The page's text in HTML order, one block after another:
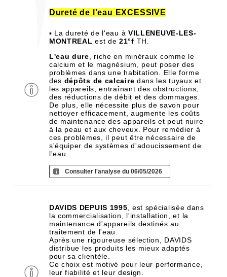
Dureté de l'eau EXCESSIVE
▪ La dureté de l'eau à VILLENEUVE-LES-
MONTREAL est de21°f TH.
L'eau dure , riche en minéraux comme le
calcium et le magnésium, peut poser des
problèmes dans une habitation. Elle forme
des dépôts de calcaire dans les tuyaux et
les appareils, entraînant des obstructions,
des réductions de débit et des dommages.
De plus, elle nécessite plus de savon pour
nettoyer efficacement, augmente les coûts
de maintenance des appareils et peut nuire
à la peau et aux cheveux. Pour remédier à
ces problèmes, il peut être nécessaire de
s'équiper de systèmes d'adoucissement de
l'eau.
Consulter l'analyse du 06/05/2026
DAVIDS DEPUIS 1995 , est spécialisée dans
la commercialisation, l'installation, et la
maintenance d'appareils destinés au
traitement de l'eau.
Après une rigoureuse sélection, DAVIDS
distribue les produits les mieux adaptés
pour sa clientèle.
Ce choix est motivé pour leur performance,
leur fiabilité et leur design.